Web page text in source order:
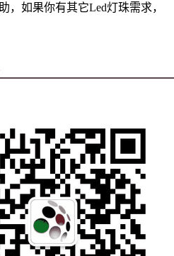
，如果你有其它Led灯珠需求，